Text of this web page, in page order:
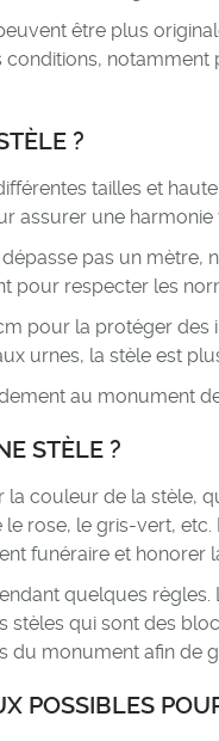
être plus
?
tailles et
assurer une harmonie
pas un mètre,
pour respecter les
pour la protéger
urnes, la stèle est
au
STÈLE ?
la couleur de la stèle,
rose, le gris-vert,
funéraire et honorer
quelques
stèles qui sont des
du monument afin de
POSSIBLES